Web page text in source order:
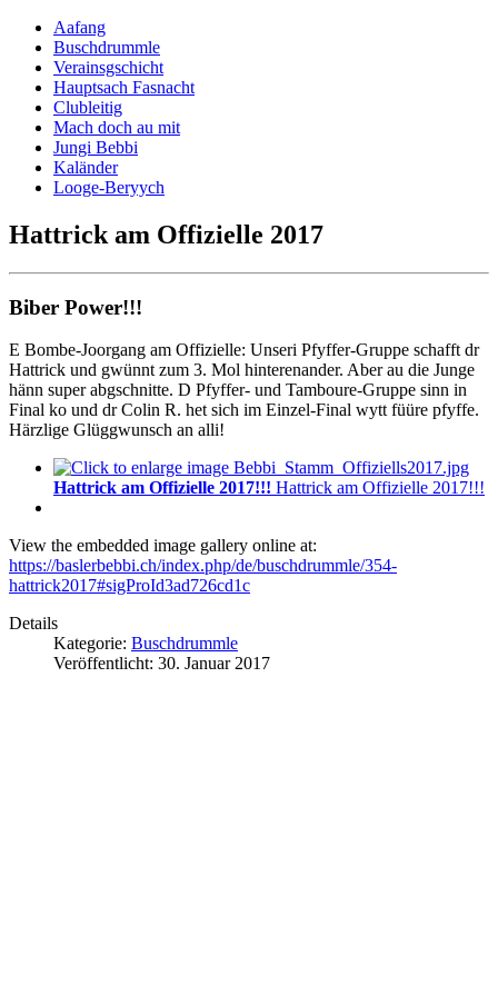
Aafang
Buschdrummle
Verainsgschicht
Hauptsach Fasnacht
Clubleitig
Mach doch au mit
Jungi Bebbi
Kaländer
Looge-Beryych
Hattrick am Offizielle 2017
Biber Power!!!
E Bombe-Joorgang am Offizielle: Unseri Pfyffer-Gruppe schafft dr
Hattrick und gwünnt zum 3. Mol hinterenander. Aber au die Junge
hänn super abgschnitte. D Pfyffer- und Tamboure-Gruppe sinn in
Final ko und dr Colin R. het sich im Einzel-Final wytt füüre pfyffe.
Härzlige Glüggwunsch an alli!
Hattrick am Offizielle 2017!!! Hattrick am Offizielle 2017!!!
View the embedded image gallery online at:
https://baslerbebbi.ch/index.php/de/buschdrummle/354-
hattrick2017#sigProId3ad726cd1c
Details
Kategorie: Buschdrummle
Veröffentlicht: 30. Januar 2017